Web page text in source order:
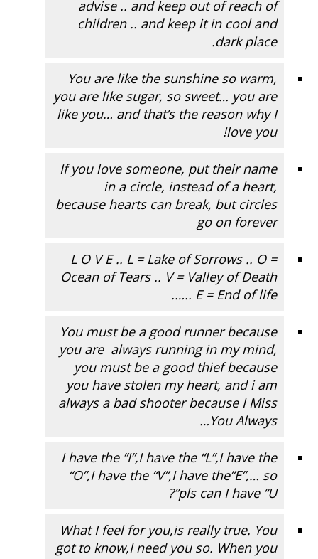
advise .. and keep out of reach of
children .. and keep it in cool and
dark place.
You are like the sunshine so warm,
you are like sugar, so sweet… you are
like you… and that’s the reason why I
love you!
If you love someone, put their name
in a circle, instead of a heart,
because hearts can break, but circles
go on forever
L O V E .. L = Lake of Sorrows .. O =
Ocean of Tears .. V = Valley of Death
.. E = End of life….
You must be a good runner because
you are always running in my mind,
you must be a good thief because
you have stolen my heart, and i am
always a bad shooter because I Miss
You Always…
I have the “I”,I have the “L”,I have the
“O”,I have the “V”,I have the”E”,… so
pls can I have “U”?
What I feel for you,is really true. You
got to know,I need you so. When you